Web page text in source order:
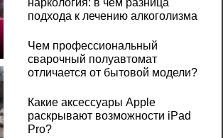
наркология: в чем разница
подхода к лечению алкоголизма
Чем профессиональный
сварочный полуавтомат
отличается от бытовой модели?
Какие аксессуары Apple
раскрывают возможности iPad
Pro?